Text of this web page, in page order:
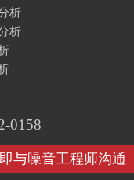
析
析
0158
与噪音工程师沟通